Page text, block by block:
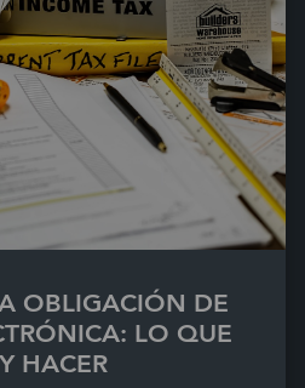
OBLIGACIÓN DE
LO QUE
HACER